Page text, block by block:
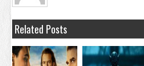
Related Posts